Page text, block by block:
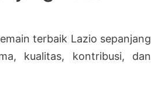
terbaik Lazio sepanjang
kualitas, kontribusi, dan